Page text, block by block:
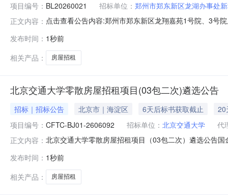
项目编号： BL20260021 招标单位： 郑州市郑东新区龙湖办事处
正文内容： 点击查看公告内容:郑州市郑东新区龙翔嘉苑1号院、3号
发布时间： 1秒前
相关产品：
房屋招租
北京交通大学零散房屋招租项目(03包二次)遴选公告
招标｜招标公告 北京市｜海淀区 6天后标书获取截止
20
项目编号： CFTC-BJ01-2606092 招标单位： 北京交通大学
代
正文内容： 北京交通大学零散房屋招租项目（03包二次）遴选公告
树凡、刘晓红、王佳乐、边璐、谢丹丹、孔政、邵柄强
采购单位联系方式：
发布时间： 1秒前
相关产品：
房屋招租